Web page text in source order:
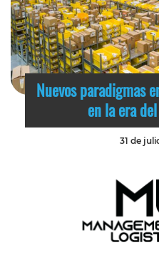
Nuevos paradigmas
en la era
31 de